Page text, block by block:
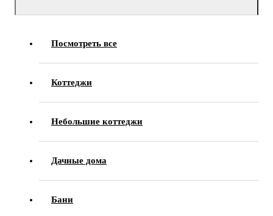
Посмотреть все
Коттеджи
Небольшие коттеджи
Дачные дома
Бани